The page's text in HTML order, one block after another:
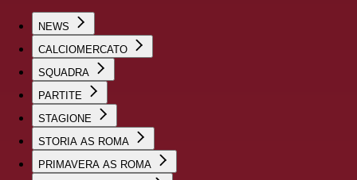
NEWS
CALCIOMERCATO
SQUADRA
PARTITE
STAGIONE
STORIA AS ROMA
PRIMAVERA AS ROMA